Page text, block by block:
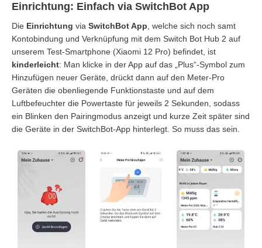
Einrichtung: Einfach via SwitchBot App
Die Einrichtung via SwitchBot App, welche sich noch samt
Kontobindung und Verknüpfung mit dem Switch Bot Hub 2 auf
unserem Test-Smartphone (Xiaomi 12 Pro) befindet, ist
kinderleicht: Man klicke in der App auf das „Plus“-Symbol zum
Hinzufügen neuer Geräte, drückt dann auf den Meter-Pro
Geräten die obenliegende Funktionstaste und auf dem
Luftbefeuchter die Powertaste für jeweils 2 Sekunden, sodass
ein Blinken den Pairingmodus anzeigt und kurze Zeit später sind
die Geräte in der SwitchBot-App hinterlegt. So muss das sein.